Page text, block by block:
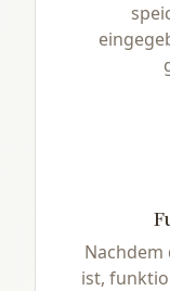
Nachdem
ist,